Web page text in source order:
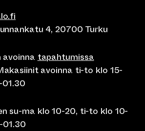
4, 20700 Turku
tapahtumissa
avoinna ti-to klo 15-
01.30
su-ma klo 10-20, ti-to klo 10-
01.30